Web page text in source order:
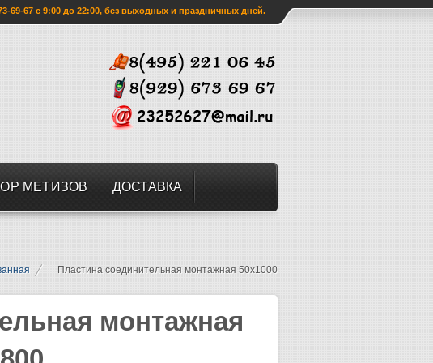
69-67 с 9:00 до 22:00, без выходных и праздничных дней.
МЕТИЗОВ ДОСТАВКА
Пластина соединительная монтажная 50х1000
монтажная